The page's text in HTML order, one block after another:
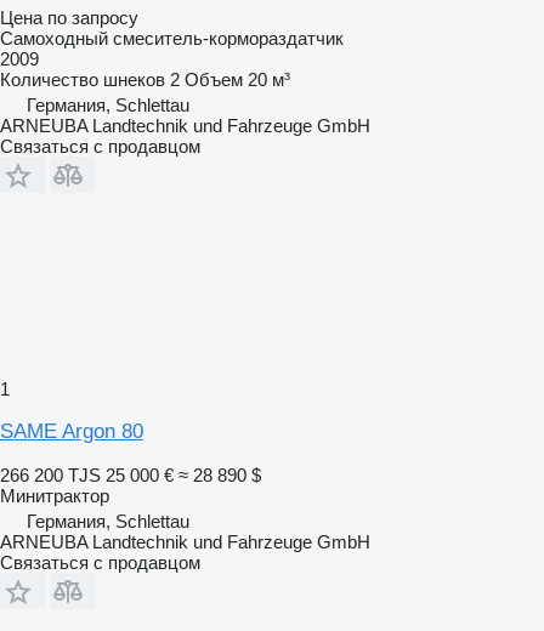
Цена по запросу
Самоходный смеситель-кормораздатчик
2009
Количество шнеков 2 Объем 20 м³
Германия, Schlettau
ARNEUBA Landtechnik und Fahrzeuge GmbH
Связаться с продавцом
1
SAME Argon 80
266 200 TJS 25 000 € ≈ 28 890 $
Минитрактор
Германия, Schlettau
ARNEUBA Landtechnik und Fahrzeuge GmbH
Связаться с продавцом